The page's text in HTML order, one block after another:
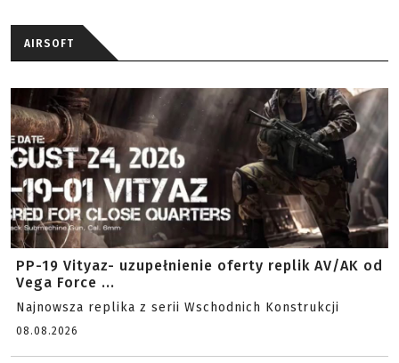
AIRSOFT
PP-19 Vityaz- uzupełnienie oferty replik AV/AK od
Vega Force ...
Najnowsza replika z serii Wschodnich Konstrukcji
08.08.2026